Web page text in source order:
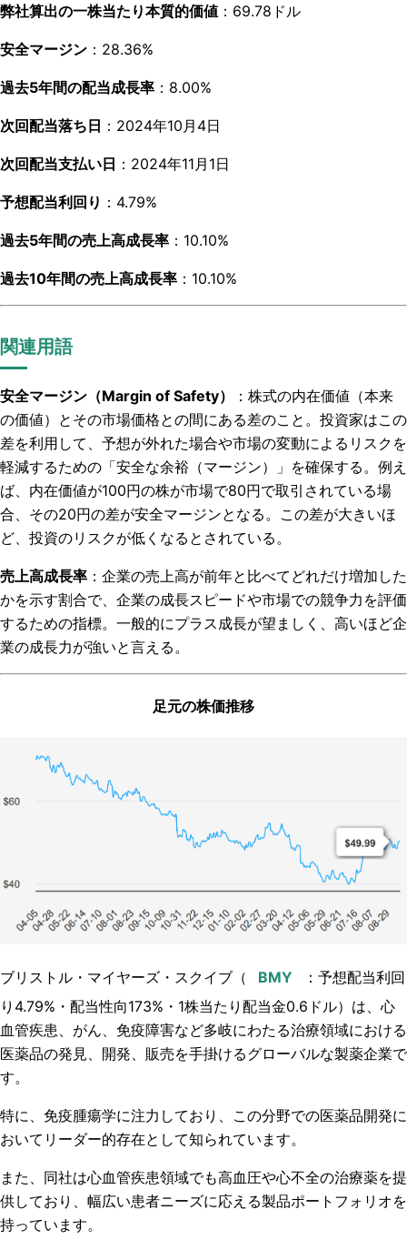
弊社算出の一株当たり本質的価値 ：69.78ドル
安全マージン ：28.36%
過去5年間の配当成長率 ：8.00%
次回配当落ち日 ：2024年10月4日
次回配当支払い日 ：2024年11月1日
予想配当利回り ：4.79%
過去5年間の売上高成長率 ：10.10%
過去10年間の売上高成長率 ：10.10%
関連用語
安全マージン（Margin of Safety）
：株式の内在価値（本来
の価値）とその市場価格との間にある差のこと。投資家はこの
差を利用して、予想が外れた場合や市場の変動によるリスクを
軽減するための「安全な余裕（マージン）」を確保する。例え
ば、内在価値が100円の株が市場で80円で取引されている場
合、その20円の差が安全マージンとなる。この差が大きいほ
ど、投資のリスクが低くなるとされている。
売上高成長率 ：企業の売上高が前年と比べてどれだけ増加した
かを示す割合で、企業の成長スピードや市場での競争力を評価
するための指標。一般的にプラス成長が望ましく、高いほど企
業の成長力が強いと言える。
足元の株価推移
ブリストル・マイヤーズ・スクイブ（ ： 予想配当利回
り4.79%・配当性向173%・1株当たり配当金0.6ドル）は、心
血管疾患、がん、免疫障害など多岐にわたる治療領域における
医薬品の発見、開発、販売を手掛けるグローバルな製薬企業で
す。
特に、免疫腫瘍学に注力しており、この分野での医薬品開発に
おいてリーダー的存在として知られています。
また、同社は心血管疾患領域でも高血圧や心不全の治療薬を提
供しており、幅広い患者ニーズに応える製品ポートフォリオを
持っています。